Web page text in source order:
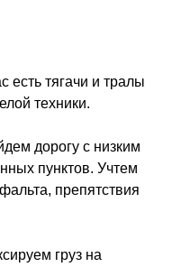
есть тягачи и тралы
техники.
дорогу с низким
пунктов. Учтем
препятствия
груз на